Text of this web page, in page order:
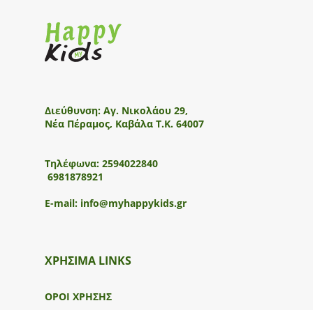
Διεύθυνση: Αγ. Νικολάου 29,
Νέα Πέραμος, Καβάλα Τ.Κ. 64007
Τηλέφωνα: 2594022840
6981878921
E-mail: info@myhappykids.gr
ΧΡΗΣΙΜΑ LINKS
ΟΡΟΙ ΧΡΗΣΗΣ